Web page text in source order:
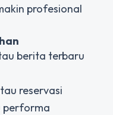
profesional
berita terbaru
reservasi
performa